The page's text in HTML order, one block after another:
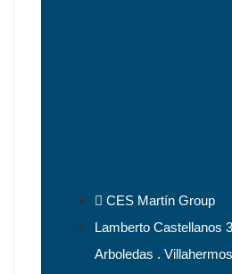
CES Martín Group
Lamberto Castellanos
Arboledas .